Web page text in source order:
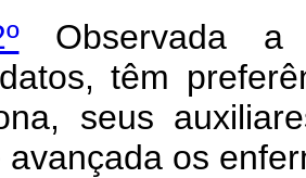
Observada a
têm
seus
avançada os